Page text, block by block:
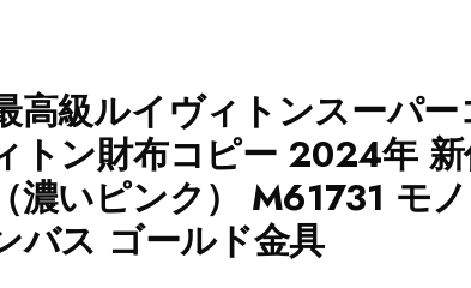
高級ルイヴィトンスーパ
トン財布コピー 2024年
（濃いピンク） M61731 モ
バス ゴールド金具